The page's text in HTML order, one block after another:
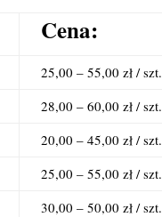
Cena:
25,00 – 55,00 zł / szt.
28,00 – 60,00 zł / szt.
20,00 – 45,00 zł / szt.
25,00 – 55,00 zł / szt.
30,00 – 50,00 zł / szt.